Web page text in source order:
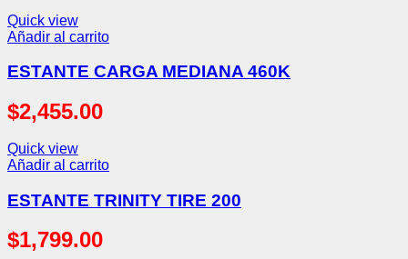
Quick view
Añadir al carrito
ESTANTE CARGA MEDIANA 460K
$2,455.00
Quick view
Añadir al carrito
ESTANTE TRINITY TIRE 200
$1,799.00